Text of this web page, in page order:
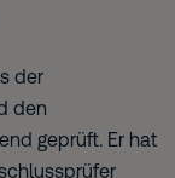
der
den
geprüft. Er hat